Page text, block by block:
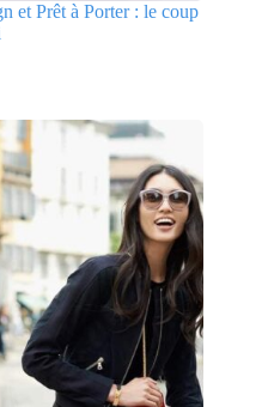
et Prêt à Porter : le coup